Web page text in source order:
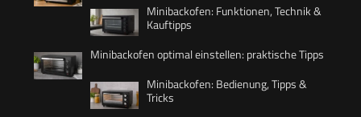
Minibackofen: Funktionen, Technik &
Kauftipps
Minibackofen optimal einstellen: praktische Tipps
Minibackofen: Bedienung, Tipps &
Tricks